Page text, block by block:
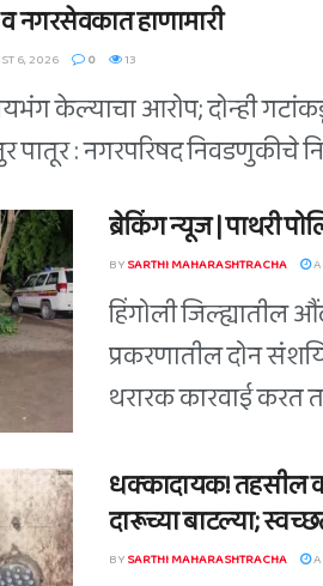
नगरसेवकात हाणामारी
6, 2026 0 13
केल्याचा आरोप; दोन्ही
पातूर : नगरपरिषद निवडणुकीचे
ब्रेकिंग न्यूज | पाथरी
BYSARTHI MAHARASHTRACHA
हिंगोली जिल्ह्यातील
प्रकरणातील दोन
थरारक कारवाई करत
धक्कादायक! तहसील
दारूच्या बाटल्या;
BYSARTHI MAHARASHTRACHA